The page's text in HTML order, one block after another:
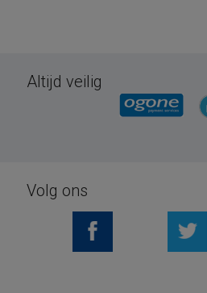
Altijd veilig
Volg ons